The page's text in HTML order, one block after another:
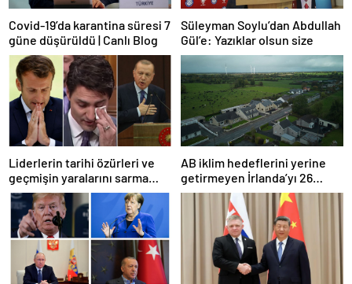
Covid-19’da karantina süresi 7
güne düşürüldü | Canlı Blog
Süleyman Soylu’dan Abdullah
Gül’e: Yazıklar olsun size
Liderlerin tarihi özürleri ve
geçmişin yaralarını sarma
çabaları
AB iklim hedeflerini yerine
getirmeyen İrlanda’yı 26
milyar euroluk ceza bekliyor